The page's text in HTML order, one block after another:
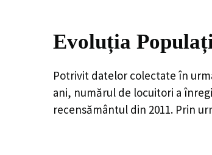
Evoluția
Potrivit datelor colectate în
ani, numărul de locuitori a
recensământul din 2011. Prin